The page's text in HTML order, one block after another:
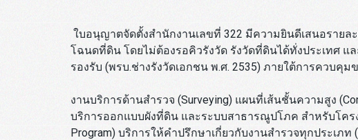
ใบอนุญาตจัดตั้งสำนักงานเลขที่ 322 มีความยินดีเสนอรายล
โฉนดที่ดิน โดยไม่ต้องรอคิวรังวัด รังวัดที่ดินได้ทั่งประเทศ แ
รองรับ (พรบ.ช่างรังวัดเอกชน พ.ศ. 2535) ภายใต้การควบ
งานบริการด้านสำรวจ (Surveying) แผนที่เส้นชั้นความสูง
บริการออกแบบผังที่ดิน และระบบสาธารณูปโภค สำหรับโคร
Program) บริการให้คำปรึกษาเกี่ยวกับงานสำรวจทุกประเภท